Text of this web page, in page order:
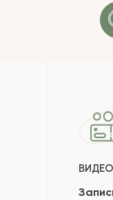
ОСТАВИТЬ